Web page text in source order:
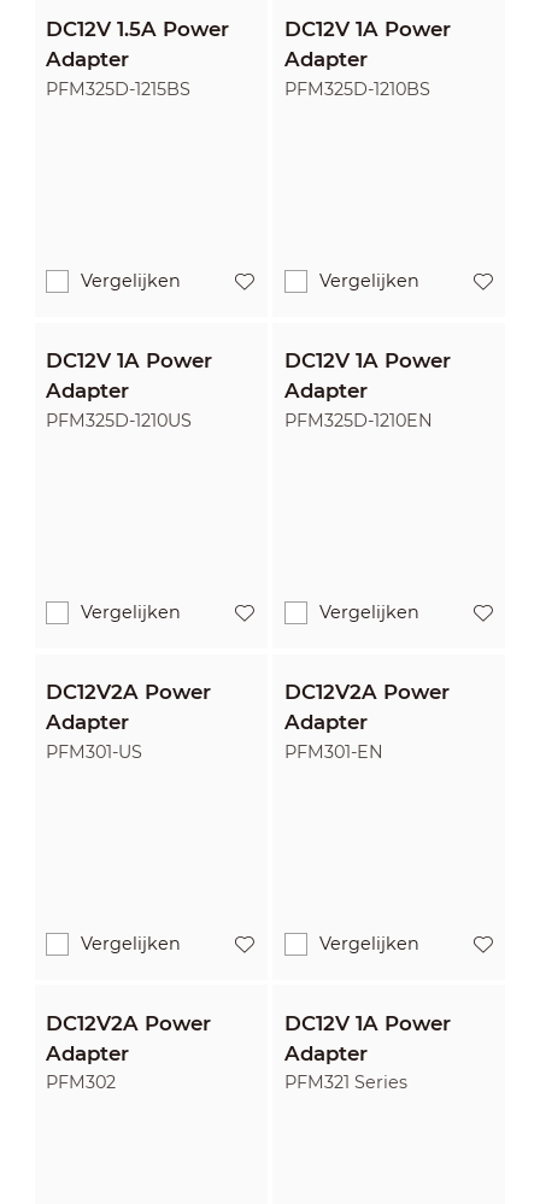
DC12V 1.5A Power
Adapter
PFM325D-1215BS
Vergelijken
DC12V 1A Power
Adapter
PFM325D-1210BS
Vergelijken
DC12V 1A Power
Adapter
PFM325D-1210US
Vergelijken
DC12V 1A Power
Adapter
PFM325D-1210EN
Vergelijken
DC12V2A Power
Adapter
PFM301-US
Vergelijken
DC12V2A Power
Adapter
PFM301-EN
Vergelijken
DC12V2A Power
Adapter
PFM302
DC12V 1A Power
Adapter
PFM321 Series